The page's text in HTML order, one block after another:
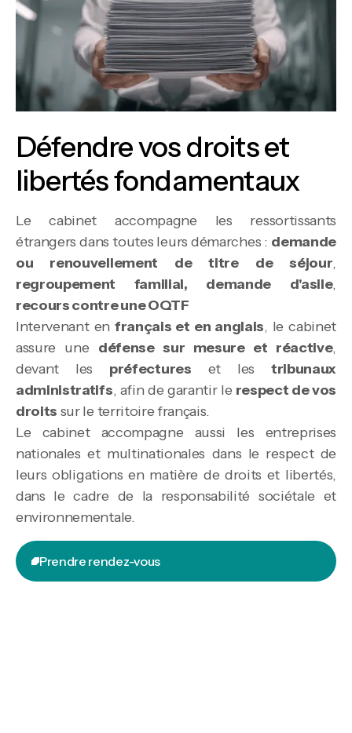
Défendre vos droits et
libertés fondamentaux
Le cabinet accompagne les ressortissants
étrangers dans toutes leurs démarches : demande
ou renouvellement de titre de séjour,
regroupement familial, demande d'asile,
recours contre une OQTF
Intervenant en français et en anglais, le cabinet
assure une défense sur mesure et réactive,
devant les préfectures et les tribunaux
administratifs, afin de garantir le respect de vos
droits sur le territoire français.
Le cabinet accompagne aussi les entreprises
nationales et multinationales dans le respect de
leurs obligations en matière de droits et libertés,
dans le cadre de la responsabilité sociétale et
environnementale.
Prendre rendez-vous
Prendre rendez-vous